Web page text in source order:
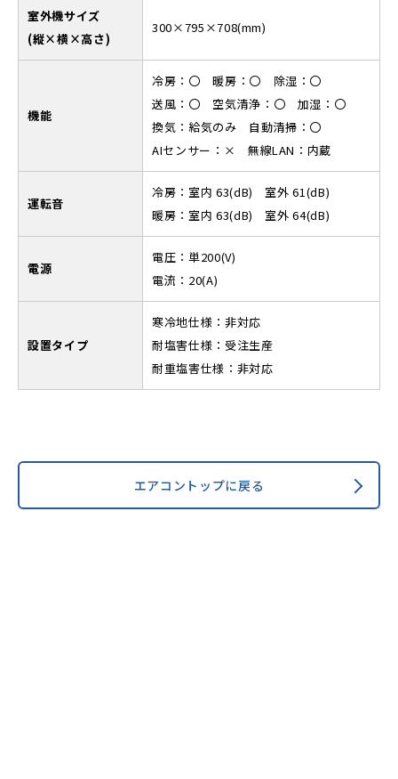
室外機サイズ
(縦×横×高さ)
300×795×708(mm)
機能
冷房：〇 暖房：〇 除湿：〇
送風：〇 空気清浄：〇 加湿：〇
換気：給気のみ 自動清掃：〇
AIセンサー：× 無線LAN：内蔵
運転音
冷房：室内 63(dB) 室外 61(dB)
暖房：室内 63(dB) 室外 64(dB)
電源
電圧：単200(V)
電流：20(A)
設置タイプ
寒冷地仕様：非対応
耐塩害仕様：受注生産
耐重塩害仕様：非対応
エアコントップに戻る